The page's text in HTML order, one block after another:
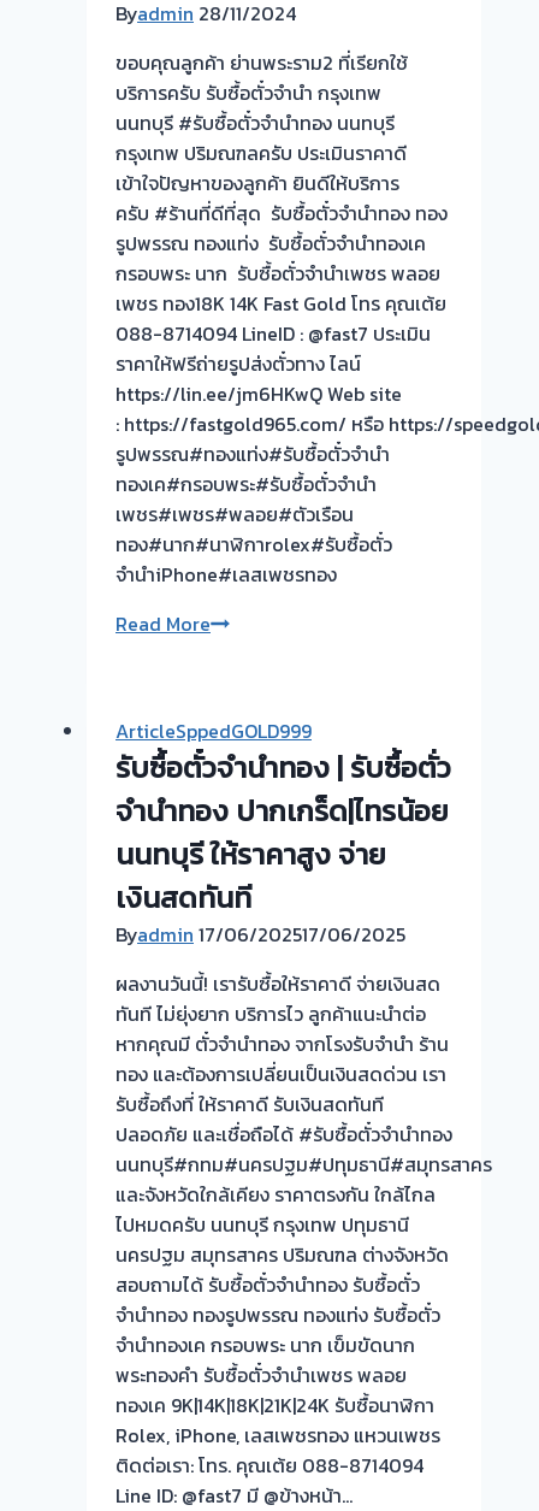
Byadmin 28/11/2024
ขอบคุณลูกค้า ย่านพระราม2 ที่เรียกใช้
บริการครับ รับซื้อตั๋วจำนำ กรุงเทพ
นนทบุรี #รับซื้อตั๋วจำนำทอง นนทบุรี
กรุงเทพ ปริมณฑลครับ ประเมินราคาดี
เข้าใจปัญหาของลูกค้า ยินดีให้บริการ
ครับ #ร้านที่ดีที่สุด รับซื้อตั๋วจำนำทอง ทอง
รูปพรรณ ทองแท่ง รับซื้อตั๋วจำนำทองเค
กรอบพระ นาก รับซื้อตั๋วจำนำเพชร พลอย
เพชร ทอง18K 14K Fast Gold โทร คุณเต้ย
088-8714094 LineID : @fast7 ประเมิน
ราคาให้ฟรีถ่ายรูปส่งตั๋วทาง ไลน์
https://lin.ee/jm6HKwQ Web site
: https://fastgold965.com/ หรือ https://
รูปพรรณ#ทองแท่ง#รับซื้อตั๋วจำนำ
ทองเค#กรอบพระ#รับซื้อตั๋วจำนำ
เพชร#เพชร#พลอย#ตัวเรือน
ทอง#นาก#นาฬิกาrolex#รับซื้อตั๋ว
จำนำiPhone#เลสเพชรทอง
Read Moreขอบคุณ
ที่
เรียก
ใช้
ครับ
รับ
ซื้อ
จำนำ
กรุงเทพ
นนทบุรี #รับ
ซื้อ
ตั๋ว
จำนำ
ทอง
ArticleSppedGOLD999
รับซื้อตั๋วจำนำทอง | รับซื้อตั่ว
จำนำทอง ปากเกร็ด|ไทรน้อย
นนทบุรี ให้ราคาสูง จ่าย
เงินสดทันที
Byadmin 17/06/202517/06/2025
ผลงานวันนี้! เรารับซื้อให้ราคาดี จ่ายเงินสด
ทันที ไม่ยุ่งยาก บริการไว ลูกค้าแนะนำต่อ
หากคุณมี ตั๋วจำนำทอง จากโรงรับจำนำ ร้าน
ทอง และต้องการเปลี่ยนเป็นเงินสดด่วน เรา
รับซื้อถึงที่ ให้ราคาดี รับเงินสดทันที
ปลอดภัย และเชื่อถือได้ #รับซื้อตั๋วจำนำทอง
นนทบุรี#กทม#นครปฐม#ปทุมธานี#สมุทรสาคร
และจังหวัดใกล้เคียง ราคาตรงกัน ใกล้ไกล
ไปหมดครับ นนทบุรี กรุงเทพ ปทุมธานี
นครปฐม สมุทรสาคร ปริมณฑล ต่างจังหวัด
สอบถามได้ รับซื้อตั๋วจำนำทอง รับซื้อตั๋ว
จำนำทอง ทองรูปพรรณ ทองแท่ง รับซื้อตั๋ว
จำนำทองเค กรอบพระ นาก เข็มขัดนาก
พระทองคำ รับซื้อตั๋วจำนำเพชร พลอย
ทองเค 9K|14K|18K|21K|24K รับซื้อนาฬิกา
Rolex, iPhone, เลสเพชรทอง แหวนเพชร
ติดต่อเรา: โทร. คุณเต้ย 088-8714094
Line ID: @fast7 มี @ข้างหน้า…